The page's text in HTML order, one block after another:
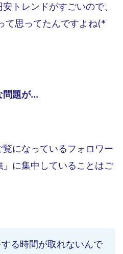
トレンドがすごいので、
て思ってたんですよね(*
問題が...
になっているフォロワー
に集中していることはご
る時間が取れないんで